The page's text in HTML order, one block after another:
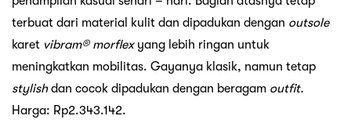
terbuat dari material kulit dan dipadukan dengan outsole
karet vibram® morflexyang lebih ringan untuk
meningkatkan mobilitas. Gayanya klasik, namun tetap
stylishdan cocok dipadukan dengan beragam outfit.
Harga: Rp2.343.142.